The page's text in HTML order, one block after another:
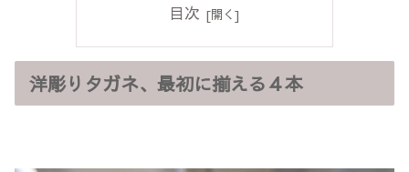
目次
洋彫りタガネ、最初に揃える４本